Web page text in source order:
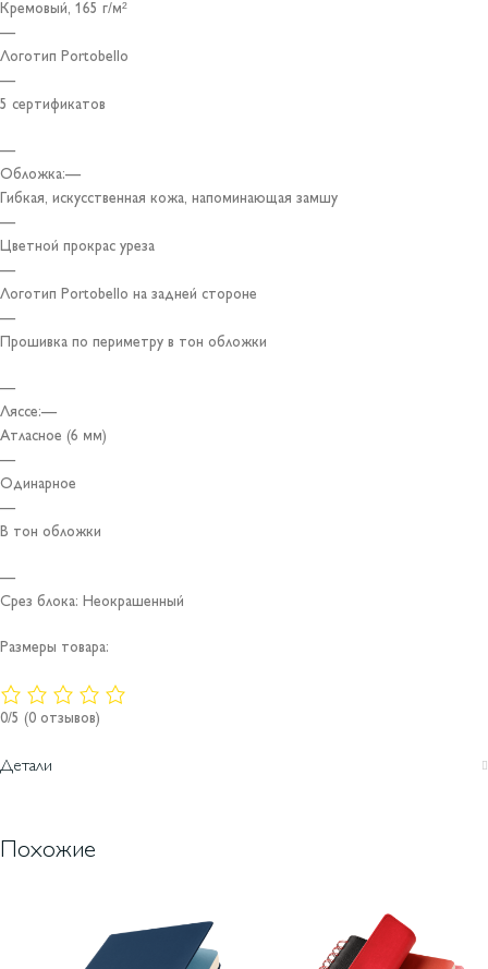
Кремовый, 165 г/м²
—
Логотип Portobello
—
5 сертификатов
—
Обложка:—
Гибкая, искусственная кожа, напоминающая замшу
—
Цветной прокрас уреза
—
Логотип Portobello на задней стороне
—
Прошивка по периметру в тон обложки
—
Ляссе:—
Атласное (6 мм)
—
Одинарное
—
В тон обложки
—
Срез блока: Неокрашенный
Размеры товара:
0/5 (0 отзывов)
Детали
Похожие